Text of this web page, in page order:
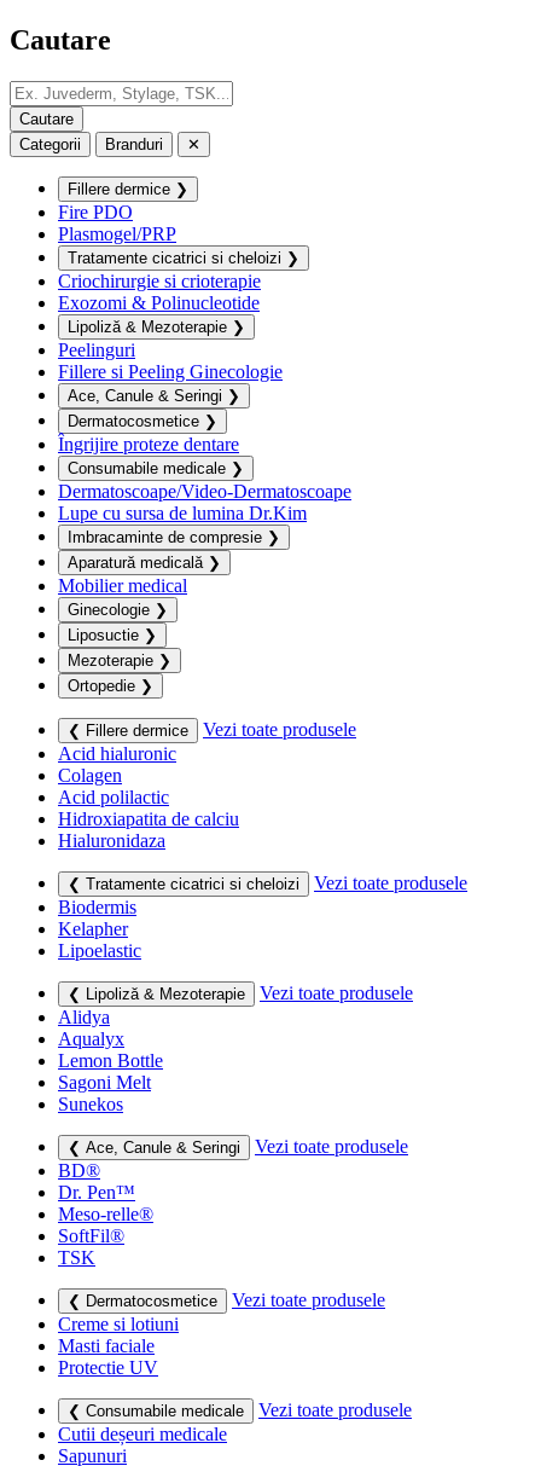
Cautare
Categorii Branduri ✕
Fillere dermice ❯
Fire PDO
Plasmogel/PRP
Tratamente cicatrici si cheloizi ❯
Criochirurgie si crioterapie
Exozomi & Polinucleotide
Lipoliză & Mezoterapie ❯
Peelinguri
Fillere si Peeling Ginecologie
Ace, Canule & Seringi ❯
Dermatocosmetice ❯
Îngrijire proteze dentare
Consumabile medicale ❯
Dermatoscoape/Video-Dermatoscoape
Lupe cu sursa de lumina Dr.Kim
Imbracaminte de compresie ❯
Aparatură medicală ❯
Mobilier medical
Ginecologie ❯
Liposuctie ❯
Mezoterapie ❯
Ortopedie ❯
❮ Fillere dermice
Vezi toate produsele
Acid hialuronic
Colagen
Acid polilactic
Hidroxiapatita de calciu
Hialuronidaza
❮ Tratamente cicatrici si cheloizi
Vezi toate produsele
Biodermis
Kelapher
Lipoelastic
❮ Lipoliză & Mezoterapie
Vezi toate produsele
Alidya
Aqualyx
Lemon Bottle
Sagoni Melt
Sunekos
❮ Ace, Canule & Seringi
Vezi toate produsele
BD®
Dr. Pen™
Meso-relle®
SoftFil®
TSK
❮ Dermatocosmetice
Vezi toate produsele
Creme si lotiuni
Masti faciale
Protectie UV
❮ Consumabile medicale
Vezi toate produsele
Cutii deșeuri medicale
Sapunuri